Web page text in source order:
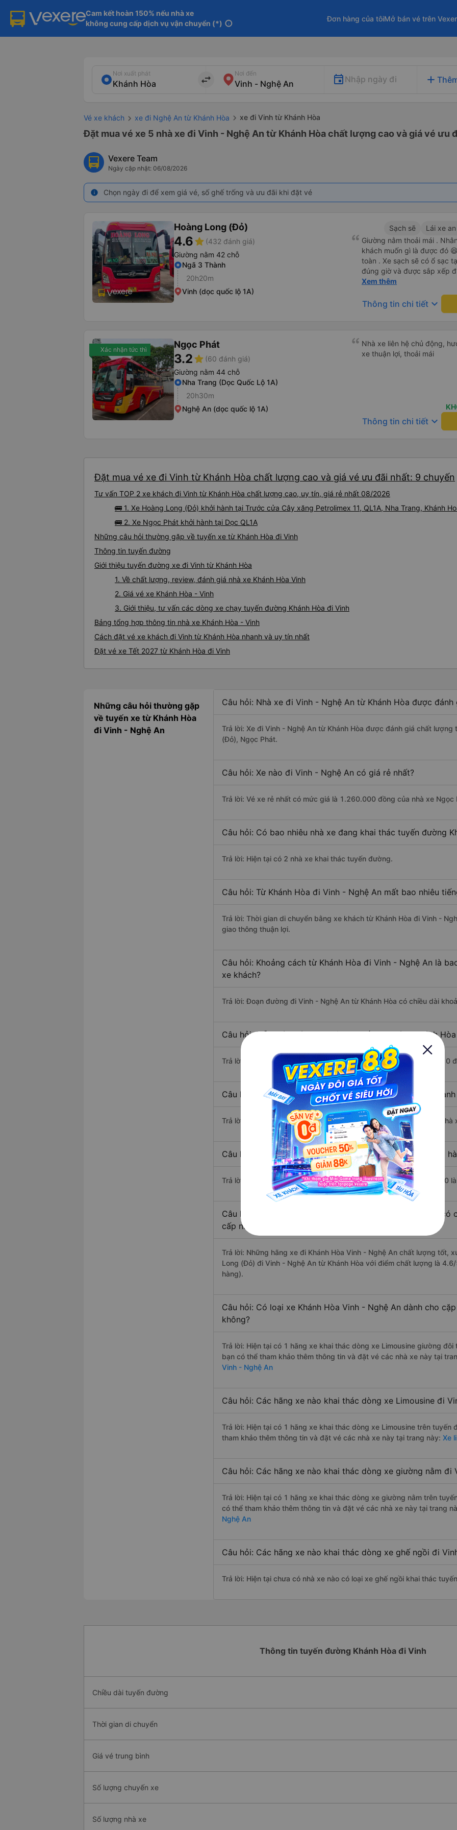
Cam kết hoàn 150% nếu nhà xe
không cung cấp dịch vụ vận chuyển (*) info
Đơn hàng của tôiMở bán vé trên
Nơi xuất phát
import_export
Nơi đến
Nhập ngày đi add
Vé xe khách xe đi Nghệ An từ Khánh Hòa xe đi Vinh từ Khánh Hòa
Đặt mua vé xe 5 nhà xe đi Vinh - Nghệ An từ Khánh Hòa chất lượng cao và giá vé ưu
Vexere Team
Ngày cập nhật: 06/08/2026
info Chọn ngày đi để xem giá vé, số ghế trống và ưu đãi khi đặt vé
Hoàng Long (Đỏ)
4.6star (432 đánh giá)
Giường nằm 42 chỗ
Ngã 3 Thành
20h20m
Vinh (dọc quốc lộ 1A)
Sạch sẽ
Lái xe
Giường nằm thoải mái .
khách muốn gì là được đó
toàn . Xe sạch sẽ có ổ sạc
đúng giờ và được sắp xếp
cho hoàng long đỏ 👍
Xem thêm
Thông tin chi tiết keyboard_arrow_down
Xác nhận tức thì Ngọc Phát
3.2star (60 đánh giá)
Giường nằm 44 chỗ
Nha Trang (Dọc Quốc Lộ 1A)
20h30m
Nghệ An (dọc quốc lộ 1A)
Nhà xe liên hệ chủ động,
xe thuận lợi, thoải mái
Thông tin chi tiết keyboard_arrow_down
Đặt mua vé xe đi Vinh từ Khánh Hòa chất lượng cao và giá vé ưu đãi nhất: 9 chuyến
Tư vấn TOP 2 xe khách đi Vinh từ Khánh Hòa chất lượng cao, uy tín, giá rẻ nhất 08/2026
🚌 1. Xe Hoàng Long (Đỏ) khởi hành tại Trước cửa Cây xăng Petrolimex 11, QL1A, Nha Trang, Khánh
🚌 2. Xe Ngọc Phát khởi hành tại Dọc QL1A
Những câu hỏi thường gặp về tuyến xe từ Khánh Hòa đi Vinh
Thông tin tuyến đường
Giới thiệu tuyến đường xe đi Vinh từ Khánh Hòa
1. Về chất lượng, review, đánh giá nhà xe Khánh Hòa Vinh
2. Giá vé xe Khánh Hòa - Vinh
3. Giới thiệu, tư vấn các dòng xe chạy tuyến đường Khánh Hòa đi Vinh
Bảng tổng hợp thông tin nhà xe Khánh Hòa - Vinh
Cách đặt vé xe khách đi Vinh từ Khánh Hòa nhanh và uy tín nhất
Đặt vé xe Tết 2027 từ Khánh Hòa đi Vinh
Những câu hỏi thường gặp
về tuyến xe từ Khánh Hòa
đi Vinh - Nghệ An
Câu hỏi: Nhà xe đi Vinh - Nghệ An từ Khánh Hòa được
Trả lời: Xe đi Vinh - Nghệ An từ Khánh Hòa được đánh giá chất
(Đỏ), Ngọc Phát.
Câu hỏi: Xe nào đi Vinh - Nghệ An có giá rẻ nhất?
Trả lời: Vé xe rẻ nhất có mức giá là 1.260.000 đồng của nhà xe Ngọc
Câu hỏi: Có bao nhiêu nhà xe đang khai thác tuyến đường
Trả lời: Hiện tại có 2 nhà xe khai thác tuyến đường.
Câu hỏi: Từ Khánh Hòa đi Vinh - Nghệ An mất bao nhiêu
Trả lời: Thời gian di chuyển bằng xe khách từ Khánh Hòa đi Vinh -
giao thông thuận lợi.
Câu hỏi: Khoảng cách từ Khánh Hòa đi Vinh - Nghệ An là
xe khách?
Trả lời: Đoạn đường đi Vinh - Nghệ An từ Khánh Hòa có chiều dài
Câu hỏi: Mỗi ngày có bao nhiêu chuyến xe khách Khánh
Trả lời: Trung bình mỗi ngày có khoảng 9 chuyến xe bắt đầu từ 2:10
Câu hỏi: Nhà xe đi Khánh Hòa Vinh - Nghệ An nào khởi
Trả lời: Chuyến xe có giờ xuất phát sớm nhất vào lúc 2:10 là của nhà
Câu hỏi: Nhà xe đi Vinh - Nghệ An từ Khánh Hòa nào khởi
Trả lời: Chuyến xe có giờ xuất phát trễ (muộn) nhất là vào lúc 23:10
Câu hỏi: Review xe đi Vinh - Nghệ An từ Khánh Hòa nào
cấp nhất?
Trả lời: Những hãng xe đi Khánh Hòa Vinh - Nghệ An chất lượng tốt,
Long (Đỏ) đi Vinh - Nghệ An từ Khánh Hòa với điểm chất lượng là
hàng).
Câu hỏi: Có loại xe Khánh Hòa Vinh - Nghệ An dành cho
không?
Trả lời: Hiện tại có 1 hãng xe khai thác dòng xe Limousine giường
bạn có thể tham khảo thêm thông tin và đặt vé các nhà xe này tại
Vinh - Nghệ An
Câu hỏi: Các hãng xe nào khai thác dòng xe Limousine đi
Trả lời: Hiện tại có 1 hãng xe khai thác dòng xe Limousine trên tuyến
tham khảo thêm thông tin và đặt vé các nhà xe này tại trang này: Xe
Câu hỏi: Các hãng xe nào khai thác dòng xe giường nằm đi
Trả lời: Hiện tại có 1 hãng xe khai thác dòng xe giường nằm trên
có thể tham khảo thêm thông tin và đặt vé các nhà xe này tại trang
Nghệ An
Câu hỏi: Các hãng xe nào khai thác dòng xe ghế ngồi đi
Trả lời: Hiện tại chưa có nhà xe nào có loại xe ghế ngồi khai thác
Thông tin tuyến đường Khánh Hòa đi Vinh
Chiều dài tuyến đường
Thời gian di chuyển
Giá vé trung bình
Số lượng chuyến xe
Số lượng nhà xe